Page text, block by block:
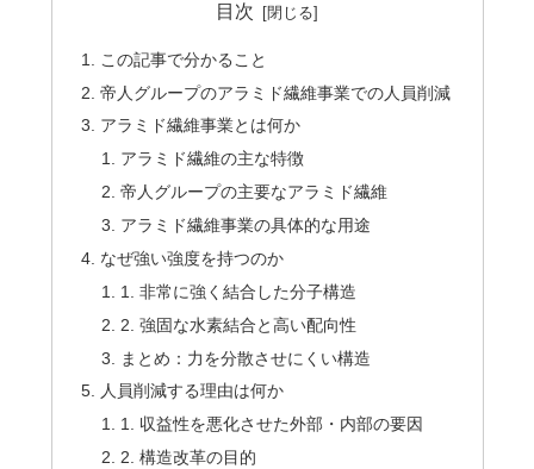
目次
この記事で分かること
帝人グループのアラミド繊維事業での人員削減
アラミド繊維事業とは何か
アラミド繊維の主な特徴
帝人グループの主要なアラミド繊維
アラミド繊維事業の具体的な用途
なぜ強い強度を持つのか
1. 非常に強く結合した分子構造
2. 強固な水素結合と高い配向性
まとめ：力を分散させにくい構造
人員削減する理由は何か
1. 収益性を悪化させた外部・内部の要因
2. 構造改革の目的